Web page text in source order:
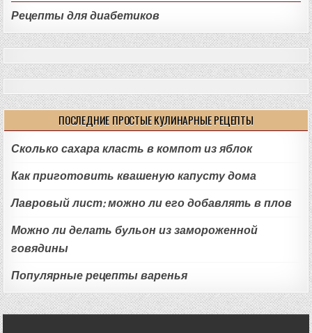
Рецепты для диабетиков
ПОСЛЕДНИЕ ПРОСТЫЕ КУЛИНАРНЫЕ РЕЦЕПТЫ
Сколько сахара класть в компот из яблок
Как приготовить квашеную капусту дома
Лавровый лист: можно ли его добавлять в плов
Можно ли делать бульон из замороженной
говядины
Популярные рецепты варенья